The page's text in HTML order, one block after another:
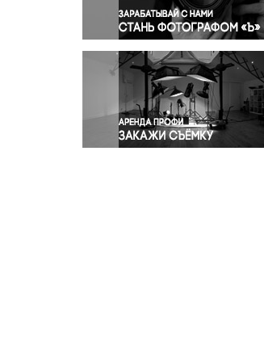
Происшествия и конфликты
Религия
Светская жизнь
Спорт
Экология
Экономика и бизнес